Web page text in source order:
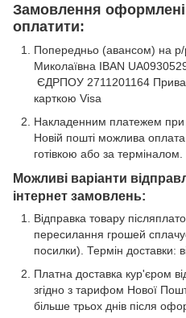
Замовлення
оплатити:
Попередньо (авансом) на
Миколаївна IBAN
ЄДРПОУ 2711201164
карткою Visa
Накладенним платежем
Новій пошті можлива
готівкою або за терміналом.
Можливі варіанти
інтернет замовлень:
Відправка товару
пересилання грошей
посилки). Термін доставки:
Платна доставка кур'єром
згідно з тарифом Нової
більше трьох днів після